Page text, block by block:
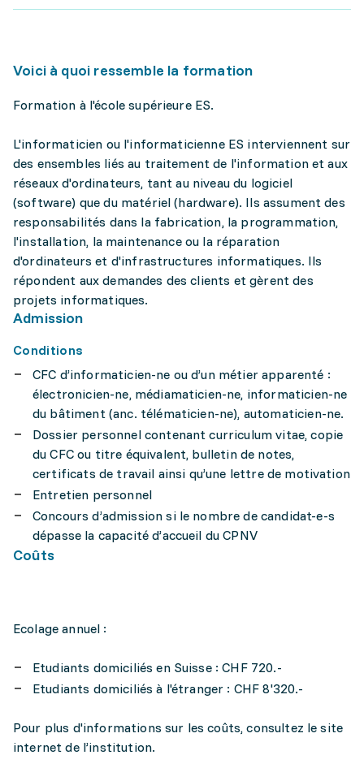
Voici à quoi ressemble la formation
Formation à l'école supérieure ES.
L'informaticien ou l'informaticienne ES interviennent sur
des ensembles liés au traitement de l'information et aux
réseaux d'ordinateurs, tant au niveau du logiciel
(software) que du matériel (hardware). Ils assument des
responsabilités dans la fabrication, la programmation,
l'installation, la maintenance ou la réparation
d'ordinateurs et d'infrastructures informatiques. Ils
répondent aux demandes des clients et gèrent des
projets informatiques.
Admission
Conditions
CFC d’informaticien-ne ou d’un métier apparenté :
électronicien-ne, médiamaticien-ne, informaticien-ne
du bâtiment (anc. télématicien-ne), automaticien-ne.
Dossier personnel contenant curriculum vitae, copie
du CFC ou titre équivalent, bulletin de notes,
certificats de travail ainsi qu’une lettre de motivation
Entretien personnel
Concours d’admission si le nombre de candidat-e-s
dépasse la capacité d’accueil du CPNV
Coûts
Ecolage annuel :
Etudiants domiciliés en Suisse : CHF 720.-
Etudiants domiciliés à l'étranger : CHF 8'320.-
Pour plus d'informations sur les coûts, consultez le site
internet de l’institution.